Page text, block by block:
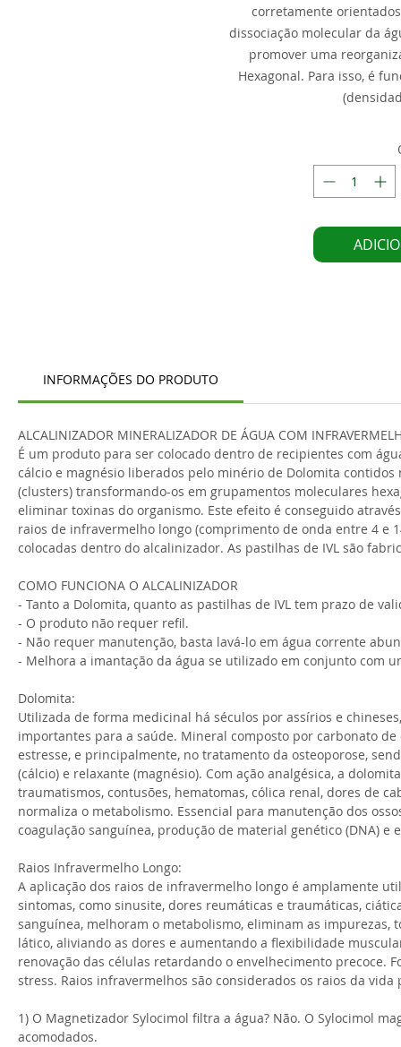
corretamente
dissociação molecular da
promover uma
Hexagonal. Para isso, é
INFORMAÇÕES DO PRODUTO
ALCALINIZADOR MINERALIZADOR DE ÁGUA COM
É um produto para ser colocado dentro de recipientes com
cálcio e magnésio liberados pelo minério de Dolomita
(clusters) transformando-os em grupamentos moleculares
eliminar toxinas do organismo. Este efeito é conseguido
raios de infravermelho longo (comprimento de onda entre 4 e
colocadas dentro do alcalinizador. As pastilhas de IVL são
COMO FUNCIONA O ALCALINIZADOR
- Tanto a Dolomita, quanto as pastilhas de IVL tem prazo de
- O produto não requer refil.
- Não requer manutenção, basta lavá-lo em água corrente
- Melhora a imantação da água se utilizado em conjunto com
Dolomita:
Utilizada de forma medicinal há séculos por assírios e
importantes para a saúde. Mineral composto por carbonato
estresse, e principalmente, no tratamento da osteoporose,
(cálcio) e relaxante (magnésio). Com ação analgésica, a
traumatismos, contusões, hematomas, cólica renal, dores de
normaliza o metabolismo. Essencial para manutenção dos
coagulação sanguínea, produção de material genético (DNA) e
Raios Infravermelho Longo:
A aplicação dos raios de infravermelho longo é amplamente
sintomas, como sinusite, dores reumáticas e traumáticas,
sanguínea, melhoram o metabolismo, eliminam as
lático, aliviando as dores e aumentando a flexibilidade
renovação das células retardando o envelhecimento precoce.
stress. Raios infravermelhos são considerados os raios da
1) O Magnetizador Sylocimol filtra a água? Não. O Sylocimol
acomodados.